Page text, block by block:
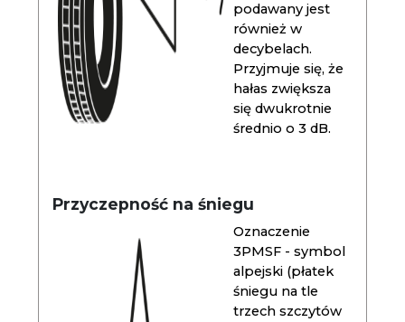
podawany jest
również w
decybelach.
Przyjmuje się, że
hałas zwiększa
się dwukrotnie
średnio o 3 dB.
Przyczepność na śniegu
Oznaczenie
3PMSF - symbol
alpejski (płatek
śniegu na tle
trzech szczytów